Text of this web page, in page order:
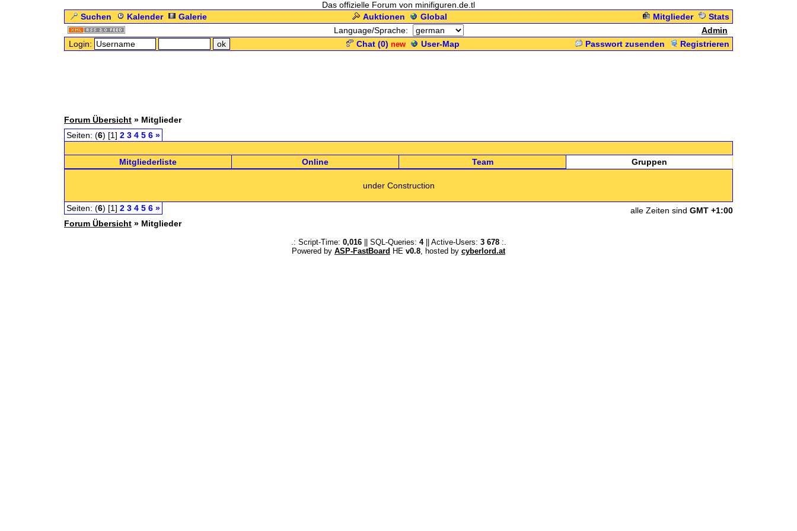
Das offizielle Forum von minifiguren.de.tl
Suchen
Kalender Galerie Auktionen Global Mitglieder
Stats
Language/Sprache:
Admin
Login:
Chat (0) new User-Map Passwort zusenden Registrieren
Forum Übersicht » Mitglieder
Seiten: (6) [1] 2 3 4 5 6 »
Mitgliederliste
Online Team Gruppen
under Construction
Seiten: (6) [1] 2 3 4 5 6 » alle Zeiten sind GMT +1:00
Forum Übersicht » Mitglieder
.: Script-Time: 0,016|| SQL-Queries: 4|| Active-Users: 3 678:.
Powered by ASP-FastBoard HE v0.8, hosted by cyberlord.at